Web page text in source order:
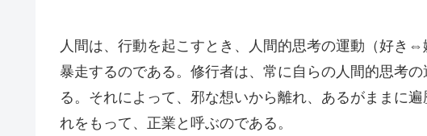
人間は、行動を起こすとき、人間的思考の運動（好き
暴走するのである。修行者は、常に自らの人間的思考
る。それによって、邪な想いから離れ、あるがままに
れをもって、正業と呼ぶのである。